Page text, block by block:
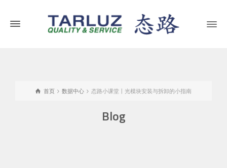
首页 数据中心 态路小课堂丨光模块安装与拆卸的小指南
Blog